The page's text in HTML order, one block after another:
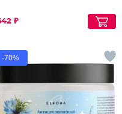
₽
-70%